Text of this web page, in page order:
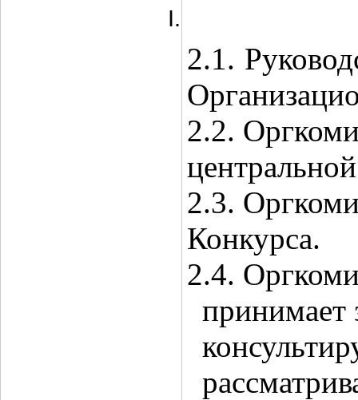
2.1.
2.2.
2.3.
Конкурса.
2.4.
принимает